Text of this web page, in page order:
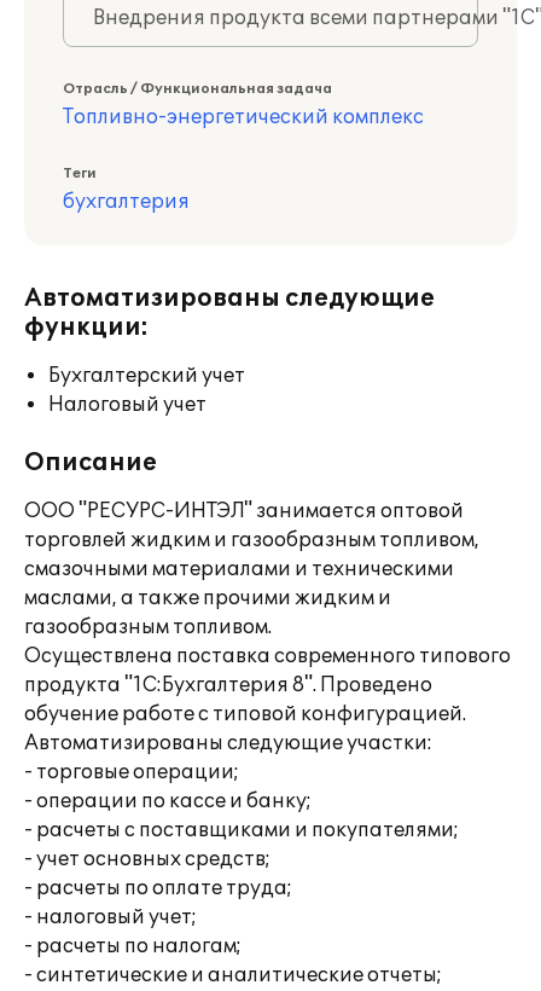
Внедрения продукта всеми партнерами
Отрасль / Функциональная задача
Топливно-энергетический комплекс
Теги
бухгалтерия
Автоматизированы следующие
функции:
Бухгалтерский учет
Налоговый учет
Описание
ООО "РЕСУРС-ИНТЭЛ" занимается оптовой
торговлей жидким и газообразным топливом,
смазочными материалами и техническими
маслами, а также прочими жидким и
газообразным топливом.
Осуществлена поставка современного типового
продукта "1С:Бухгалтерия 8". Проведено
обучение работе с типовой конфигурацией.
Автоматизированы следующие участки:
- торговые операции;
- операции по кассе и банку;
- расчеты с поставщиками и покупателями;
- учет основных средств;
- расчеты по оплате труда;
- налоговый учет;
- расчеты по налогам;
- синтетические и аналитические отчеты;